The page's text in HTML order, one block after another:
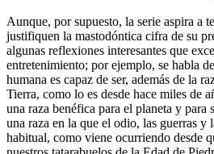
Aunque, por supuesto, la serie aspira a
justifiquen la mastodóntica cifra de su
algunas reflexiones interesantes que
entretenimiento; por ejemplo, se habla
humana es capaz de ser, además de la
Tierra, como lo es desde hace miles de
una raza benéfica para el planeta y para
una raza en la que el odio, las guerras y
habitual, como viene ocurriendo desde